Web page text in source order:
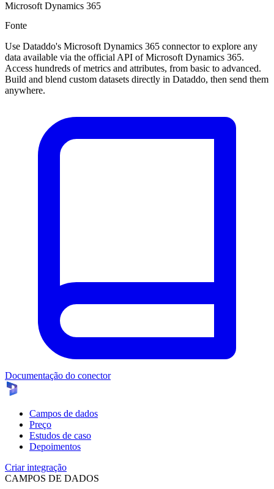
Microsoft Dynamics 365
Fonte
Use Dataddo's Microsoft Dynamics 365 connector to explore any
data available via the official API of Microsoft Dynamics 365.
Access hundreds of metrics and attributes, from basic to advanced.
Build and blend custom datasets directly in Dataddo, then send them
anywhere.
Documentação do conector
Campos de dados
Preço
Estudos de caso
Depoimentos
Criar integração
CAMPOS DE DADOS